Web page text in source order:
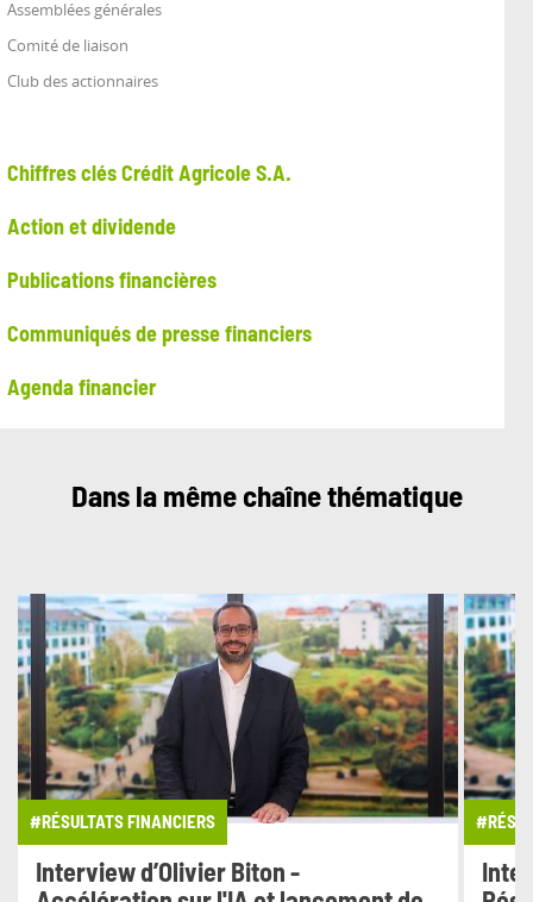
Assemblées générales
Comité de liaison
Club des actionnaires
Chiffres clés Crédit Agricole S.A.
Action et dividende
Publications financières
Communiqués de presse financiers
Agenda financier
Dans la même chaîne thématique
#RÉSULTATS FINANCIERS
Interview d’Olivier Biton -